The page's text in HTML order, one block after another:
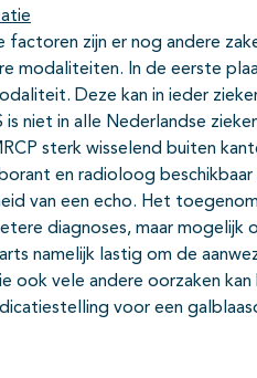
zijn er nog andere
modaliteiten. In de eerste
Deze kan in ieder
niet in alle Nederlandse
sterk wisselend buiten
en radioloog
van een echo. Het
diagnoses, maar
namelijk lastig om de
ook vele andere oorzaken
voor een